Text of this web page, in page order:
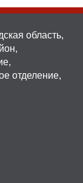
область,
отделение,